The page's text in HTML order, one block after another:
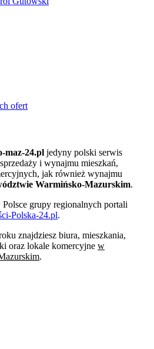
ofert
maz-24.pl jedyny polski serwis
i wynajmu mieszkań,
jak również wynajmu
Warmińsko-Mazurskim.
grupy regionalnych portali
Polska-24.pl.
znajdziesz biura, mieszkania,
oraz lokale komercyjne w
.